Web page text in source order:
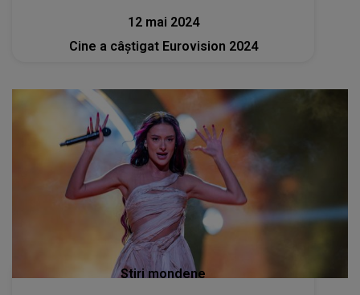
12 mai 2024
Cine a câștigat Eurovision 2024
Stiri mondene